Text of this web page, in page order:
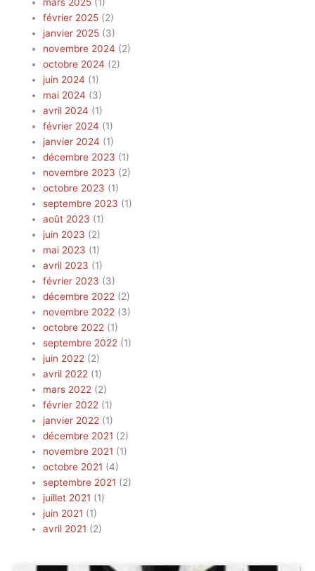
mars 2025 (1)
février 2025 (2)
janvier 2025 (3)
novembre 2024 (2)
octobre 2024 (2)
juin 2024 (1)
mai 2024 (3)
avril 2024 (1)
février 2024 (1)
janvier 2024 (1)
décembre 2023 (1)
novembre 2023 (2)
octobre 2023 (1)
septembre 2023 (1)
août 2023 (1)
juin 2023 (2)
mai 2023 (1)
avril 2023 (1)
février 2023 (3)
décembre 2022 (2)
novembre 2022 (3)
octobre 2022 (1)
septembre 2022 (1)
juin 2022 (2)
avril 2022 (1)
mars 2022 (2)
février 2022 (1)
janvier 2022 (1)
décembre 2021 (2)
novembre 2021 (1)
octobre 2021 (4)
septembre 2021 (2)
juillet 2021 (1)
juin 2021 (1)
avril 2021 (2)